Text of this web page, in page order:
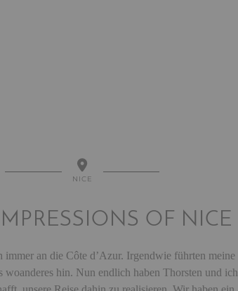
NICE
OF NICE
immer an die Côte d’Azur. Irgendwie führten meine
woanderes hin. Nun endlich haben Thorsten und ich